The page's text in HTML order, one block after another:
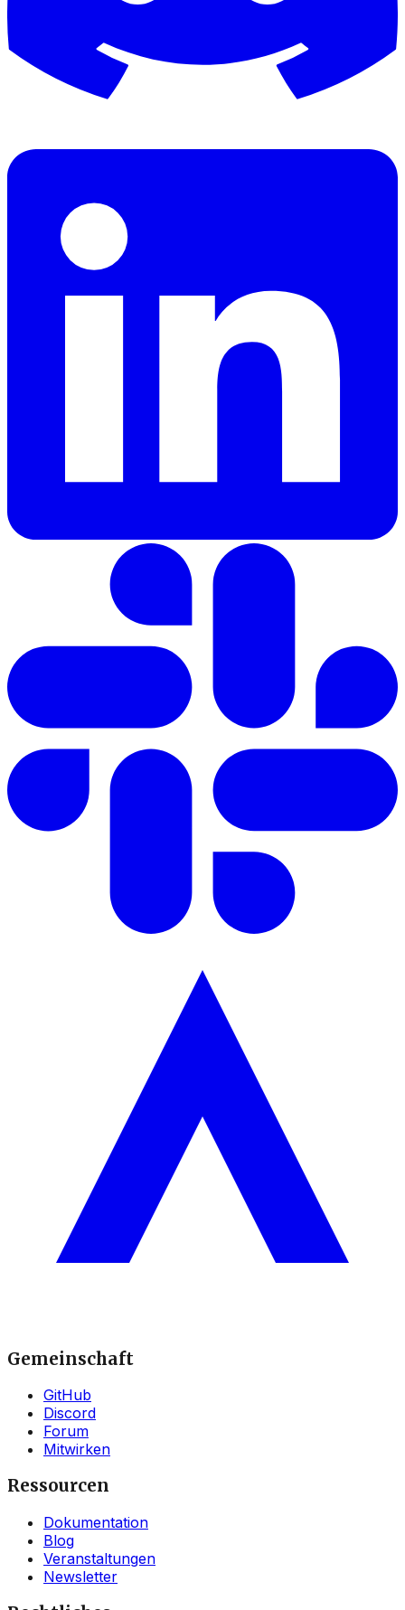
Gemeinschaft
GitHub
Discord
Forum
Mitwirken
Ressourcen
Dokumentation
Blog
Veranstaltungen
Newsletter